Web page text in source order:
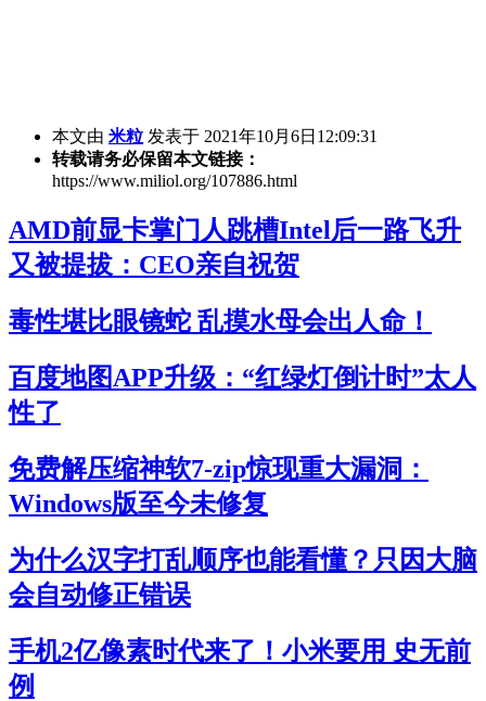
本文由 米粒 发表于 2021年10月6日12:09:31
转载请务必保留本文链接：
https://www.miliol.org/107886.html
AMD前显卡掌门人跳槽Intel后一路飞升
又被提拔：CEO亲自祝贺
毒性堪比眼镜蛇 乱摸水母会出人命！
百度地图APP升级：“红绿灯倒计时”太人
性了
免费解压缩神软7-zip惊现重大漏洞：
Windows版至今未修复
为什么汉字打乱顺序也能看懂？只因大脑
会自动修正错误
手机2亿像素时代来了！小米要用 史无前
例